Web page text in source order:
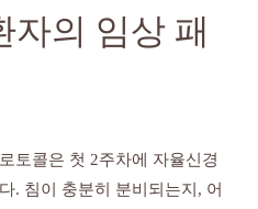
자의 임상 패
토콜은 첫 2주차에 자율신경
. 침이 충분히 분비되는지, 어